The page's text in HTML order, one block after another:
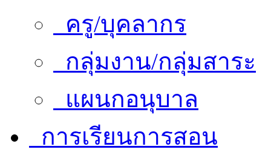
ครู/บุคลากร
กลุ่มงาน/กลุ่มสาระ
แผนกอนุบาล
การเรียนการสอน